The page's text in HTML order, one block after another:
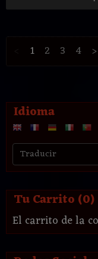
Idioma
Tu Carrito (0)
El carrito de la
1 2 3 4 >